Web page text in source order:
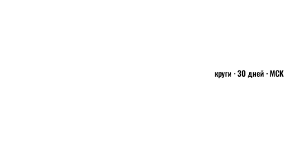
круги · 30 дней · МСК